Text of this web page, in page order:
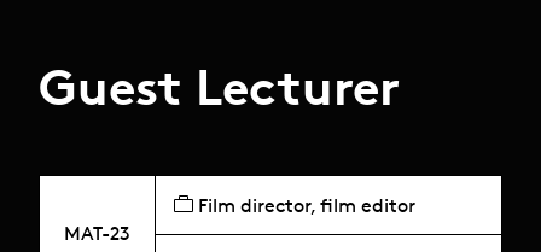
Guest Lecturer
MAT-23
Film director, film editor